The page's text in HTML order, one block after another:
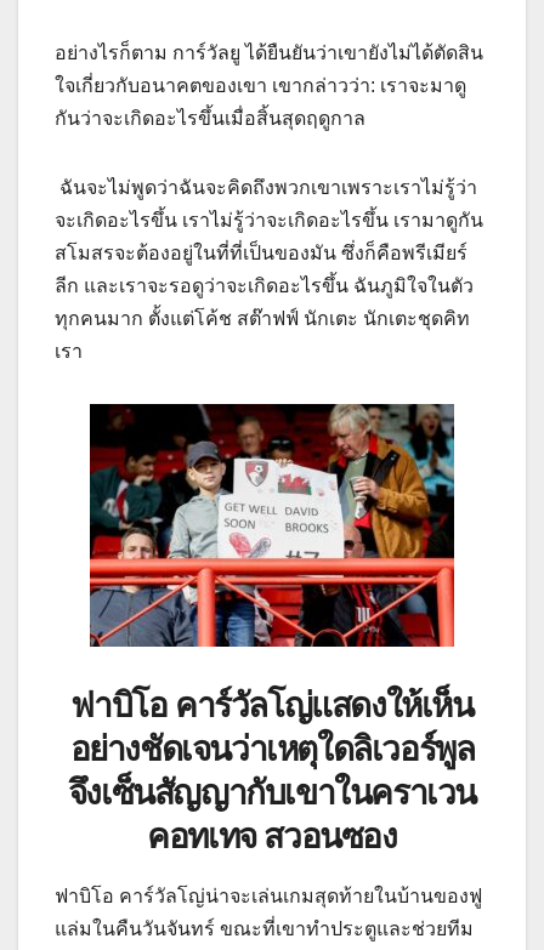
อย่างไรก็ตาม การ์วัลยู ได้ยืนยันว่าเขายังไม่ได้ตัดสิน
ใจเกี่ยวกับอนาคตของเขา เขากล่าวว่า: เราจะมาดู
กันว่าจะเกิดอะไรขึ้นเมื่อสิ้นสุดฤดูกาล
ฉันจะไม่พูดว่าฉันจะคิดถึงพวกเขาเพราะเราไม่รู้ว่า
จะเกิดอะไรขึ้น เราไม่รู้ว่าจะเกิดอะไรขึ้น เรามาดูกัน
สโมสรจะต้องอยู่ในที่ที่เป็นของมัน ซึ่งก็คือพรีเมียร์
ลีก และเราจะรอดูว่าจะเกิดอะไรขึ้น ฉันภูมิใจในตัว
ทุกคนมาก ตั้งแต่โค้ช สต๊าฟฟ์ นักเตะ นักเตะชุดคิท
เรา
ฟาบิโอ คาร์วัลโญ่แสดงให้เห็น
อย่างชัดเจนว่าเหตุใดลิเวอร์พูล
จึงเซ็นสัญญากับเขาในคราเวน
คอทเทจ สวอนซอง
ฟาบิโอ คาร์วัลโญ่น่าจะเล่นเกมสุดท้ายในบ้านของฟู
แล่มในคืนวันจันทร์ ขณะที่เขาทำประตูและช่วยทีม